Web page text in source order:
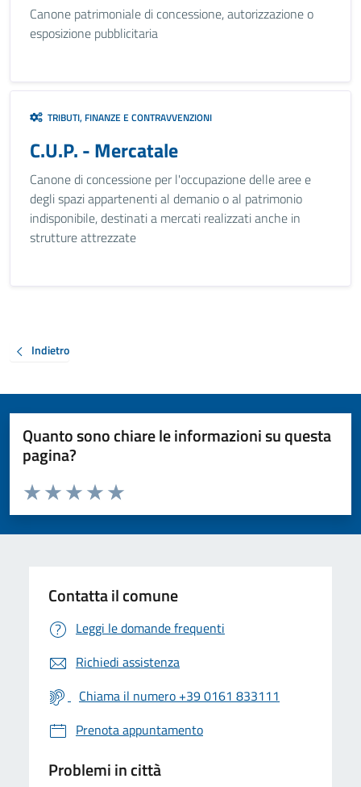
Canone patrimoniale di concessione, autorizzazione o
esposizione pubblicitaria
TRIBUTI, FINANZE E CONTRAVVENZIONI
C.U.P. - Mercatale
Canone di concessione per l'occupazione delle aree e
degli spazi appartenenti al demanio o al patrimonio
indisponibile, destinati a mercati realizzati anche in
strutture attrezzate
Indietro
Quanto sono chiare le informazioni su questa
pagina?
Valuta da 1 a 5 stelle la pagina
Valuta 5 stelle su 5
Valuta 4 stelle su 5
Valuta 3 stelle su 5
Valuta 2 stelle su 5
Valuta 1 stelle su 5
Contatta il comune
Leggi le domande frequenti
Richiedi assistenza
Chiama il numero +39 0161 833111
Prenota appuntamento
Problemi in città